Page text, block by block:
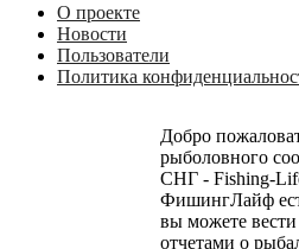
О проекте
Новости
Пользователи
Политика
Добро
рыболовного
СНГ - Fishing-
ФишингЛайф
вы можете
отчетами о